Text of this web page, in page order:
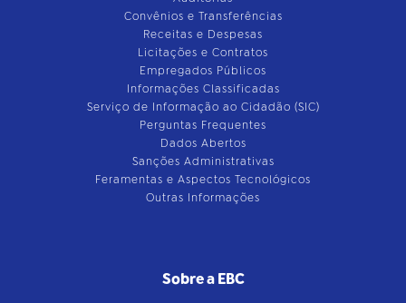
Convênios e Transferências
Receitas e Despesas
Licitações e Contratos
Empregados Públicos
Informações Classificadas
Serviço de Informação ao Cidadão (SIC)
Perguntas Frequentes
Dados Abertos
Sanções Administrativas
Feramentas e Aspectos Tecnológicos
Outras Informações
Sobre a EBC